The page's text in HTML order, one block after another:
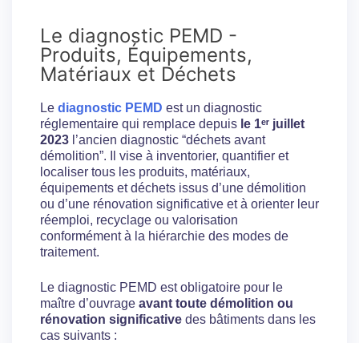
Le diagnostic PEMD -
Produits, Équipements,
Matériaux et Déchets
Le diagnostic PEMD est un diagnostic
réglementaire qui remplace depuis le 1ᵉʳ juillet
2023 l’ancien diagnostic “déchets avant
démolition”. Il vise à inventorier, quantifier et
localiser tous les produits, matériaux,
équipements et déchets issus d’une démolition
ou d’une rénovation significative et à orienter leur
réemploi, recyclage ou valorisation
conformément à la hiérarchie des modes de
traitement.
Le diagnostic PEMD est obligatoire pour le
maître d’ouvrage avant toute démolition ou
rénovation significative des bâtiments dans les
cas suivants :